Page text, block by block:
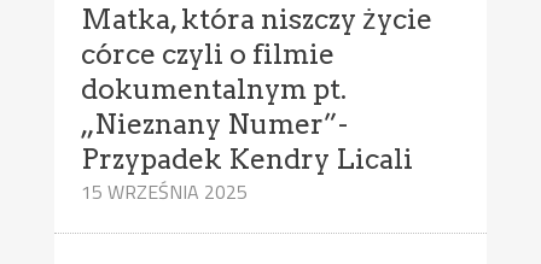
Matka, która niszczy życie
córce czyli o filmie
dokumentalnym pt.
„Nieznany Numer”-
Przypadek Kendry Licali
15 WRZEŚNIA 2025